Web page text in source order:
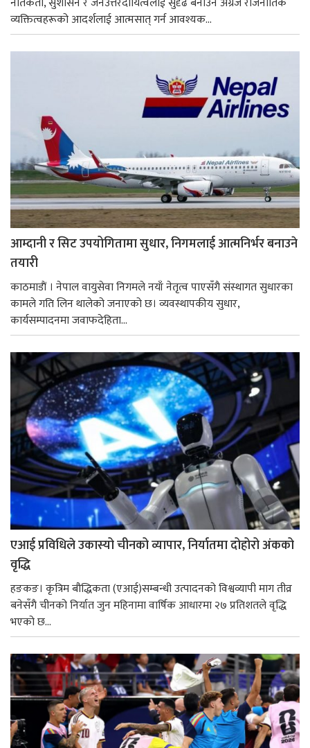
व्यक्तित्वहरूको आदर्शलाई आत्मसात् गर्न आवश्यक...
आम्दानी र सिट उपयोगितामा सुधार, निगमलाई आत्मनिर्भर बनाउने
तयारी
काठमाडाैं । नेपाल वायुसेवा निगमले नयाँ नेतृत्व पाएसँगै संस्थागत सुधारका
कामले गति लिन थालेको जनाएको छ। व्यवस्थापकीय सुधार,
कार्यसम्पादनमा जवाफदेहिता...
एआई प्रविधिले उकास्यो चीनको व्यापार, निर्यातमा दोहोरो अंकको
वृद्धि
हङकङ। कृत्रिम बौद्धिकता (एआई)सम्बन्धी उत्पादनको विश्वव्यापी माग तीव्र
बनेसँगै चीनको निर्यात जुन महिनामा वार्षिक आधारमा २७ प्रतिशतले वृद्धि
भएको छ...